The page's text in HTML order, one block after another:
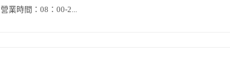
營業時間：08：00-2...